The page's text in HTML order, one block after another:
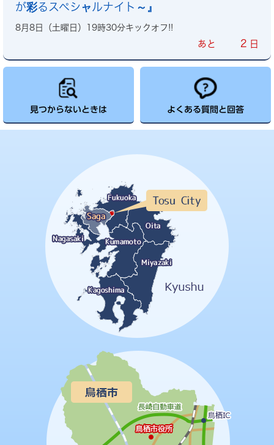
が彩るスペシャルナイト～』
8月8日（土曜日）19時30分キックオフ!!
あと 2 日
見つからないときは よくある質問と回答